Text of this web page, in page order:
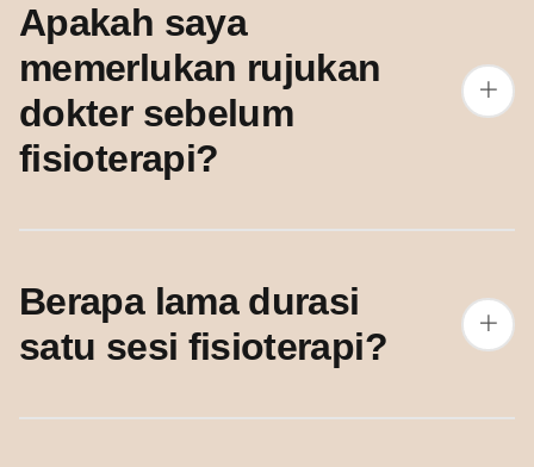
Apakah saya
memerlukan rujukan
dokter sebelum
fisioterapi?
Berapa lama durasi
satu sesi fisioterapi?